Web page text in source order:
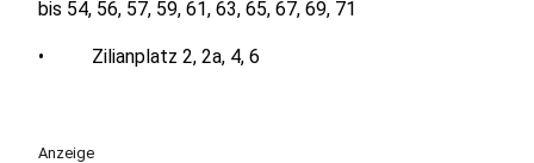
bis 54, 56, 57, 59, 61, 63, 65, 67, 69, 71
• Zilianplatz 2, 2a, 4, 6
Anzeige